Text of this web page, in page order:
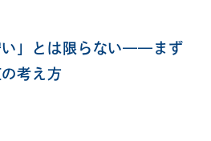
い」とは限らない——まず
考え方